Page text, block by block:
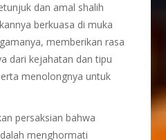
dan amal shalih
berkuasa di muka
memberikan rasa
dari kejahatan dan tipu
menolongnya untuk
persaksian bahwa
menghormati